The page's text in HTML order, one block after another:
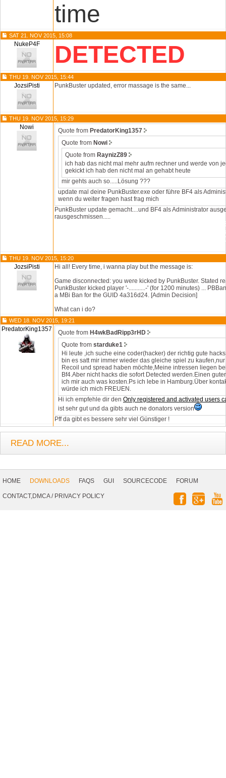
time
SAT 21. NOV 2015, 15:08
NukeP4F DETECTED
THU 19. NOV 2015, 15:44
JozsiPisti PunkBuster updated, error massage is the same...
THU 19. NOV 2015, 15:29
Nowi Quote from PredatorKing1357
Quote from Nowi
Quote from RaynizZ89
ich hab das nicht mal mehr aufm rechner und werde von
gekickt ich hab den nicht mal an gehabt heute
mir gehts auch so.....Lösung ???
update mal deine PunkBuster.exe oder führe BF4 als
wenn du weiter fragen hast frag mich
PunkBuster update gemacht....und BF4 als Administrator
rausgeschmissen.....
Verbindung zum Spiel unterbrochen: Du wurdest von
rausgeworfen. (Grund: PunkBuster kicked player
minutes) ... PBBans.com enforced a MBi Ban for the
THU 19. NOV 2015, 15:20
JozsiPisti
Hi all! Every time, i wanna play but the message is:
Game disconnected: you were kicked by PunkBuster. Stated
PunkBuster kicked player '-...........-' (for 1200 minutes) ...
a MBi Ban for the GUID 4a316d24. [Admin Decision]
What can i do?
WED 18. NOV 2015, 19:21
PredatorKing1357 Quote from H4wkBadRipp3rHD
Quote from starduke1
Hi leute ,ich suche eine coder(hacker) der richtig gute
bin es satt mir immer wieder das gleiche spiel zu
Recoil und spread haben möchte,Meine intressen liegen
Bf4.Aber nicht hacks die sofort Detected werden.Einen
ich mir auch was kosten.Ps ich lebe in Hamburg.Über
würde ich mich FREUEN.
Hi ich empfehle dir den Only registered and activated users
ist sehr gut und da gibts auch ne donators version
Pff da gibt es bessere sehr viel Günstiger !
READ MORE...
Navigation
HOME DOWNLOADS FAQS GUI SOURCECODE
FORUM
CONTACT,DMCA/ PRIVACY POLICY